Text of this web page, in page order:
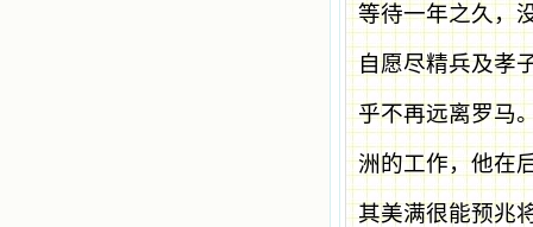
等待一年之久，
自愿尽精兵及孝
乎不再远离罗马
洲的工作，他在
其美满很能预兆